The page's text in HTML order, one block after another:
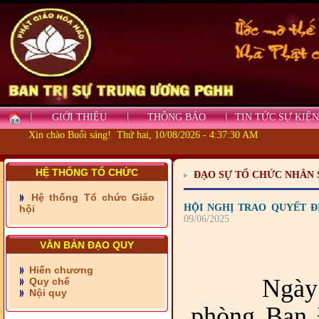
GIỚI THIỆU THÔNG BÁO
TIN TỨC SỰ KIỆN
Xin chào Buổi sáng! Thứ hai, 10/08/2026 - 4:37:30 AM
HỆ THỐNG TỔ CHỨC
Hệ thống Tổ chức Giáo
hội
VĂN BẢN ĐẠO QUY
Hiến chương
Quy chế
Nội quy
- Những tấm lòng thiện
nguyện vùng biên
- BAN TRỊ SỰ XÃ ĐẠI
PHƯỚC TỈNH ĐỒNG NAI
TIẾP SỨC ĐẾN TRƯỜNG
- Xã Châu Phú khánh
thành cầu Kênh 7 - Nam
kênh Quốc Gia
ĐẠO SỰ TỔ CHỨC NHÂN
HỘI NGHỊ TRAO QUYẾT
09/06/2025